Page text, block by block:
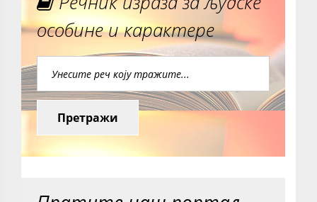
особине и карактере
Претражи